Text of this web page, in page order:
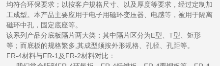
均符合环保要求；以按客户規格尺寸、以及厚度等要求，经过定制加
工成型。本产品主要应用于电子用磁环变压器、电感等，被用于隔离
磁环中孔，固定底座等。
该系列产品分底板隔片两大类；其中隔片区分为E型、T型、矩形
等；而底板的规格繁多,其成型须按外形规格、孔径、孔距等。
FR-4材料与FR-1及FR-2材料对比：